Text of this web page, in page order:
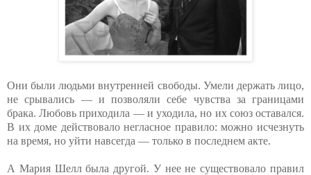
Они были людьми внутренней свободы. Умели держать лицо,
не срывались — и позволяли себе чувства за границами
брака. Любовь приходила — и уходила, но их союз оставался.
В их доме действовало негласное правило: можно исчезнуть
на время, но уйти навсегда — только в последнем акте.
А Мария Шелл была другой. У нее не существовало правил